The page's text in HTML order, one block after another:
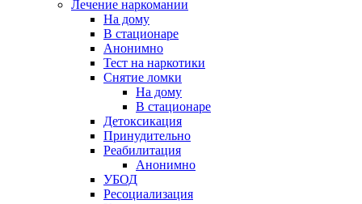
Лечение наркомании
На дому
В стационаре
Анонимно
Тест на наркотики
Снятие ломки
На дому
В стационаре
Детоксикация
Принудительно
Реабилитация
Анонимно
УБОД
Ресоциализация